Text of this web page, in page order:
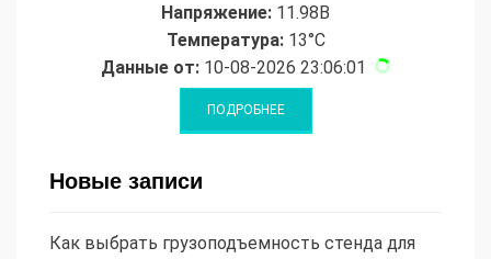
Напряжение: 11.98В
Температура:13°C
Данные от: 10-08-2026 23:06:01
Новые записи
Как выбрать грузоподъемность стенда для